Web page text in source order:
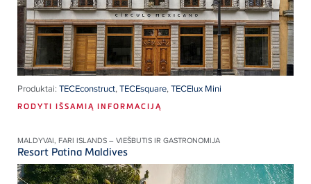
Produktai: TECEconstruct,TECEsquare,TECElux Mini
RODYTI IŠSAMIĄ INFORMACIJĄ
MALDYVAI, FARI ISLANDS – VIEŠBUTIS IR GASTRONOMIJA
Resort Patina Maldives